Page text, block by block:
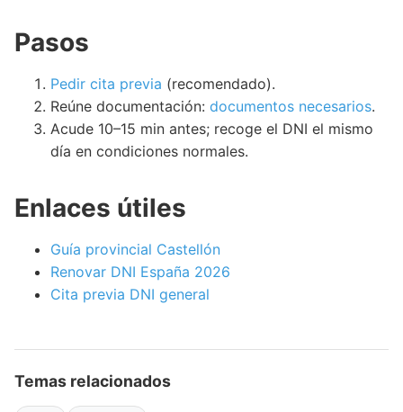
Pasos
Pedir cita previa (recomendado).
Reúne documentación: documentos necesarios.
Acude 10–15 min antes; recoge el DNI el mismo
día en condiciones normales.
Enlaces útiles
Guía provincial Castellón
Renovar DNI España 2026
Cita previa DNI general
Temas relacionados